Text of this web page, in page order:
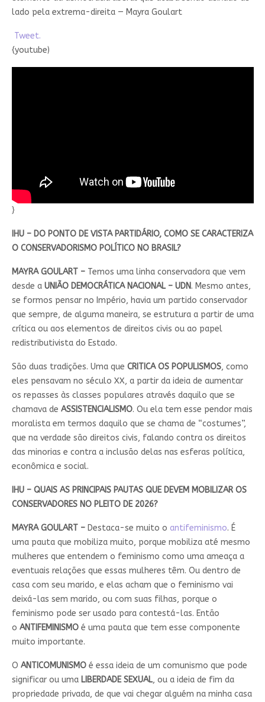
lado pela extrema-direita — Mayra Goulart
Tweet.
{youtube)
}
IHU – DO PONTO DE VISTA PARTIDÁRIO, COMO SE CARACTERIZA
O CONSERVADORISMO POLÍTICO NO BRASIL?
MAYRA GOULART –Temos uma linha conservadora que vem
desde a UNIÃO DEMOCRÁTICA NACIONAL – UDN. Mesmo antes,
se formos pensar no Império, havia um partido conservador
que sempre, de alguma maneira, se estrutura a partir de uma
crítica ou aos elementos de direitos civis ou ao papel
redistributivista do Estado.
São duas tradições. Uma que CRITICA OS POPULISMOS, como
eles pensavam no século XX, a partir da ideia de aumentar
os repasses às classes populares através daquilo que se
chamava de ASSISTENCIALISMO. Ou ela tem esse pendor mais
moralista em termos daquilo que se chama de “costumes”,
que na verdade são direitos civis, falando contra os direitos
das minorias e contra a inclusão delas nas esferas política,
econômica e social.
IHU – QUAIS AS PRINCIPAIS PAUTAS QUE DEVEM MOBILIZAR OS
CONSERVADORES NO PLEITO DE 2026?
MAYRA GOULART –Destaca-se muito o antifeminismo. É
uma pauta que mobiliza muito, porque mobiliza até mesmo
mulheres que entendem o feminismo como uma ameaça a
eventuais relações que essas mulheres têm. Ou dentro de
casa com seu marido, e elas acham que o feminismo vai
deixá-las sem marido, ou com suas filhas, porque o
feminismo pode ser usado para contestá-las. Então
o ANTIFEMINISMOé uma pauta que tem esse componente
muito importante.
O ANTICOMUNISMOé essa ideia de um comunismo que pode
significar ou uma LIBERDADE SEXUAL, ou a ideia de fim da
propriedade privada, de que vai chegar alguém na minha casa